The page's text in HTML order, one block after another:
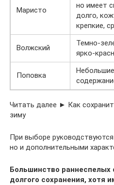
Маристо
но имеет
долго,
крепкие,
Волжский
Темно-
ярко-
Поповка
Читать далее ► Как
зиму
При выборе
но и дополнительными
Большинство раннеспелых
долгого сохранения, хотя